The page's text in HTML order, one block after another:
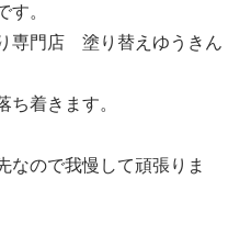
。
専門店 塗り替えゆうきん
ち着きます。
なので我慢して頑張りま